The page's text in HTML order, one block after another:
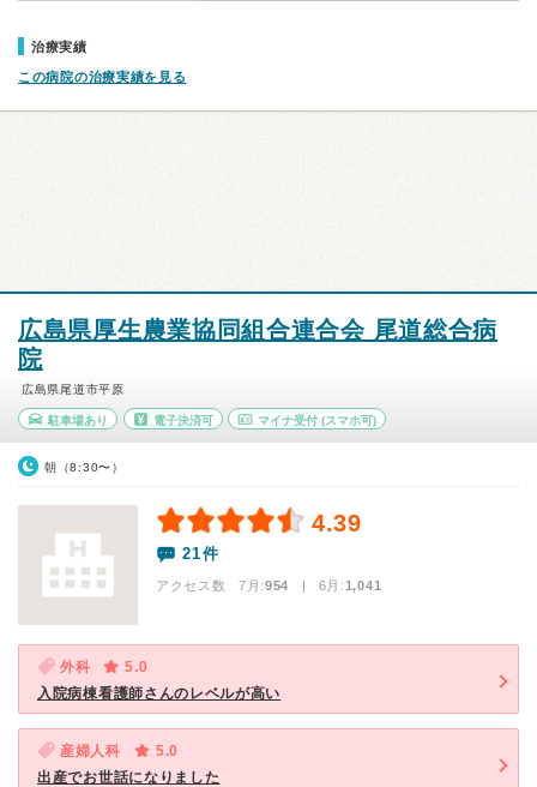
治療実績
この病院の治療実績を見る
広島県厚生農業協同組合連合会 尾道総合病
院
広島県尾道市平原
駐車場あり 電子決済可 マイナ受付 (スマホ可)
朝（8:30〜）
4.39
21件
アクセス数 7月:954 | 6月:1,041
外科
5.0
入院病棟看護師さんのレベルが高い
産婦人科
5.0
出産でお世話になりました